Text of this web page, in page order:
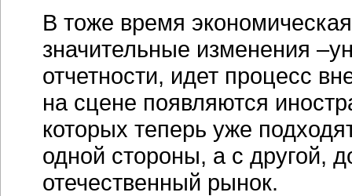
В тоже время
значительные изменения
отчетности, идет процесс
на сцене появляются
которых теперь уже
одной стороны, а с другой,
отечественный рынок.